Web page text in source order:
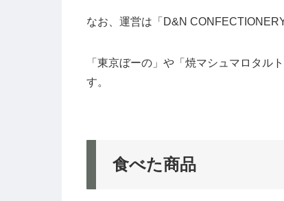
なお、運営は「D&N
「東京ぼーの」や「焼マシュマロタル
す。
食べた商品